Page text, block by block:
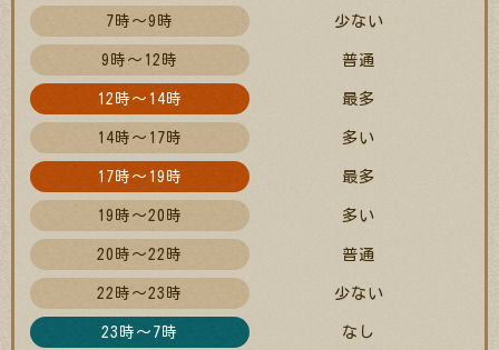
7時～9時 少ない
9時～12時 普通
12時～14時 最多
14時～17時 多い
17時～19時 最多
19時～20時 多い
20時～22時 普通
22時～23時 少ない
23時～7時 なし